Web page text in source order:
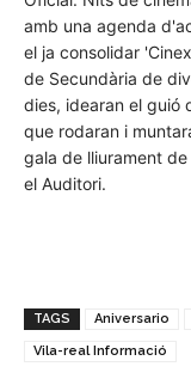
amb una agenda
el ja consolidar
de Secundària de
dies, idearan el guió
que rodaran i
gala de lliurament
el Auditori.
TAGS Aniversario
Vila-real Informació